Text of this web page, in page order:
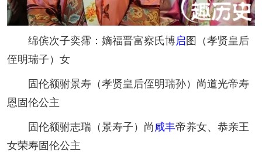
绵傧次子奕霈：嫡福晋富察氏博启图（孝贤皇后
侄明瑞子）女
固伦额驸景寿（孝贤皇后侄明瑞孙）尚道光帝寿
恩固伦公主
固伦额驸志瑞（景寿子）尚 咸丰帝养女、恭亲王
女荣寿固伦公主